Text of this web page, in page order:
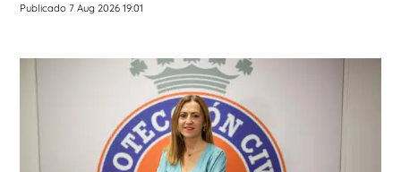
Publicado 7 Aug 2026 19:01